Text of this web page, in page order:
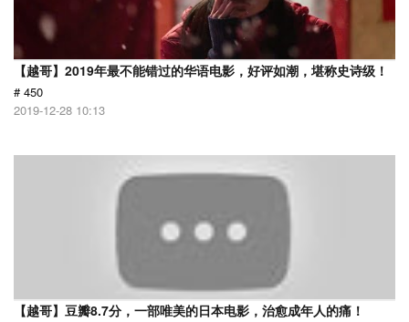
【越哥】2019年最不能错过的华语电影，好评如潮，堪称史诗级！
# 450
2019-12-28 10:13
【越哥】豆瓣8.7分，一部唯美的日本电影，治愈成年人的痛！